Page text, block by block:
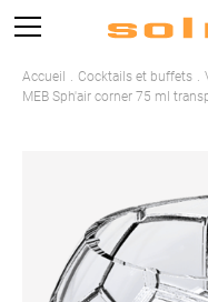
Accueil Cocktails et buffets
MEB Sph'air corner 75 ml